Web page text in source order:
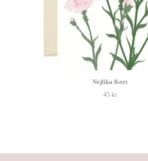
Nejlika Kort
45 kr